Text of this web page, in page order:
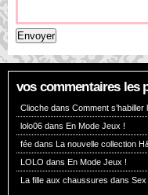
vos commentaires les
Clioche dans Comment
lolo06 dans En Mode Jeux !
fée dans La nouvelle collection
LOLO dans En Mode Jeux !
La fille aux chaussures dans Sex